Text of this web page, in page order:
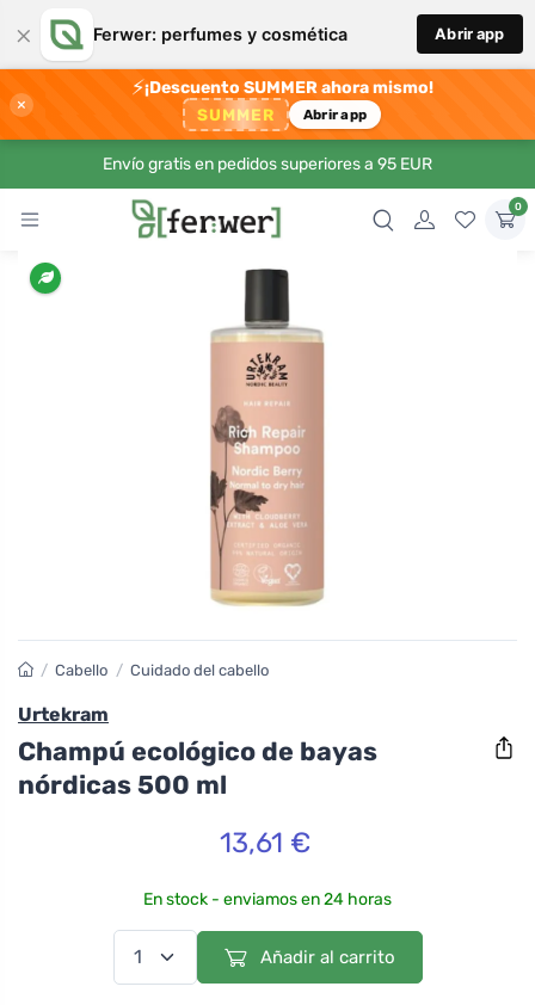
× Ferwer: perfumes y cosmética Abrir app
×
⚡¡Descuento SUMMER ahora mismo!
SUMMER Abrir app
Envío gratis en pedidos superiores a 95 EUR
0
/ Cabello / Cuidado del cabello
Urtekram
Champú ecológico de bayas
nórdicas 500 ml
13,61 €
En stock - enviamos en 24 horas
Añadir al carrito